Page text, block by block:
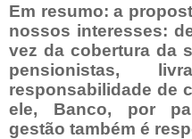
Em resumo: a
nossos interesses:
vez da cobertura da
pensionistas,
responsabilidade de
ele, Banco, por
gestão também é